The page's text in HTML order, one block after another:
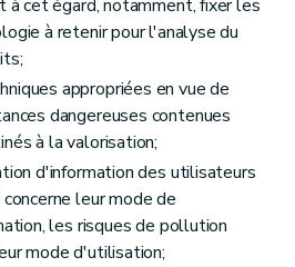
à cet égard, notamment, fixer les
à retenir pour l'analyse du
appropriées en vue de
dangereuses contenues
à la valorisation;
d'information des utilisateurs
leur mode de
les risques de pollution
mode d'utilisation;